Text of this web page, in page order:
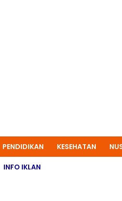
PENDIDIKAN KESEHATAN
INFO IKLAN